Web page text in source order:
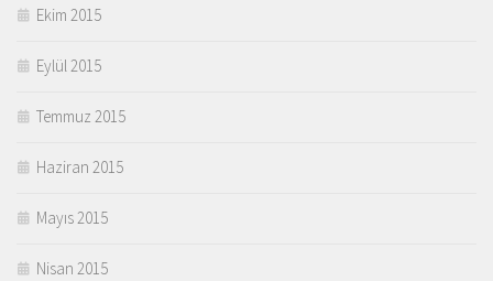
Ekim 2015
Eylül 2015
Temmuz 2015
Haziran 2015
Mayıs 2015
Nisan 2015